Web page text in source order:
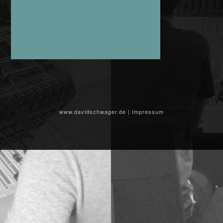
www.davidschwager.de | Impressum